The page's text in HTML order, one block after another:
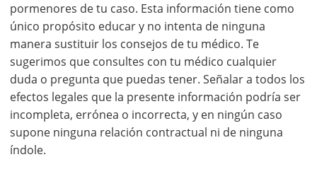
pormenores de tu caso. Esta información tiene como
único propósito educar y no intenta de ninguna
manera sustituir los consejos de tu médico. Te
sugerimos que consultes con tu médico cualquier
duda o pregunta que puedas tener. Señalar a todos los
efectos legales que la presente información podría ser
incompleta, errónea o incorrecta, y en ningún caso
supone ninguna relación contractual ni de ninguna
índole.